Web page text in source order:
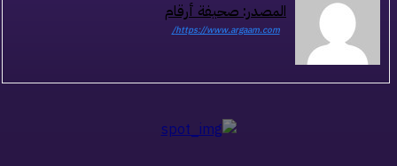
المصدر: صحيفة أرقام
https://www.argaam.com/